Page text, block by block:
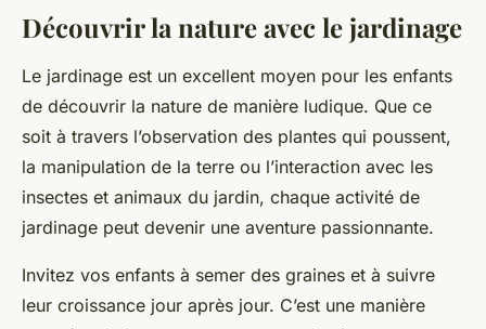
Découvrir la nature avec le jardinage
Le jardinage est un excellent moyen pour les enfants
de découvrir la nature de manière ludique. Que ce
soit à travers l’observation des plantes qui poussent,
la manipulation de la terre ou l’interaction avec les
insectes et animaux du jardin, chaque activité de
jardinage peut devenir une aventure passionnante.
Invitez vos enfants à semer des graines et à suivre
leur croissance jour après jour. C’est une manière